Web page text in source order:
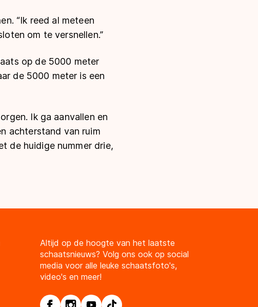
“Ik reed al meteen
om te versnellen.”
op de 5000 meter
de 5000 meter is een
Ik ga aanvallen en
achterstand van ruim
de huidige nummer drie,
Altijd op de hoogte van het laatste
schaatsnieuws? Volg ons ook op social
media voor alle leuke schaatsfoto's,
video's en meer!